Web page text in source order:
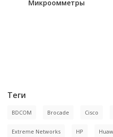
Микроомметры
Теги
BDCOM Brocade Cisco
Extreme Networks HP